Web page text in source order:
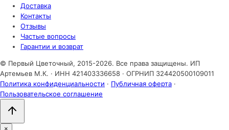
Доставка
Контакты
Отзывы
Частые вопросы
Гарантии и возврат
© Первый Цветочный, 2015-2026. Все права защищены. ИП
Артемьев М.К. · ИНН 421403336658 · ОГРНИП 324420500109011
Политика конфиденциальности · Публичная оферта ·
Пользовательское соглашение